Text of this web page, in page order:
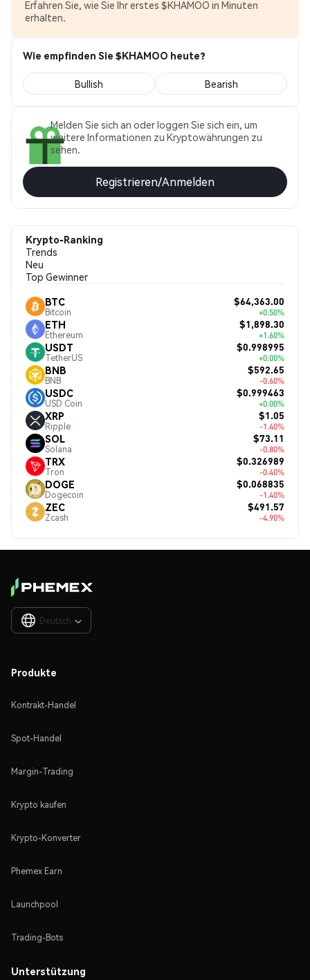
Erfahren Sie, wie Sie Ihr erstes $KHAMOO in Minuten
erhalten.
Wie empfinden Sie $KHAMOO heute?
Bullish Bearish
Melden Sie sich an oder loggen Sie sich ein, um
weitere Informationen zu Kryptowährungen zu
sehen.
Registrieren/Anmelden
Krypto-Ranking
Trends
Neu
Top Gewinner
BTC
Bitcoin
$64,363.00
+0.50%
ETH
Ethereum
$1,898.30
+1.60%
USDT
TetherUS
$0.998995
+0.00%
BNB
BNB
$592.65
-0.60%
USDC
USD Coin
$0.999463
+0.00%
XRP
Ripple
$1.05
-1.40%
SOL
Solana
$73.11
-0.80%
TRX
Tron
$0.326989
-0.40%
DOGE
Dogecoin
$0.068835
-1.40%
ZEC
Zcash
$491.57
-4.90%
Deutsch 
Produkte
Kontrakt-Handel
Spot-Handel
Margin-Trading
Krypto kaufen
Krypto-Konverter
Phemex Earn
Launchpool
Trading-Bots
Unterstützung